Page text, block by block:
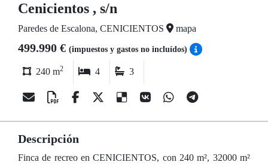
Cenicientos , s/n
Paredes de Escalona, CENICIENTOS mapa
499.990 € (impuestos y gastos no incluídos)
240 m2 4 3
Descripción
Finca de recreo en CENICIENTOS, con 240 m², 32000 m²